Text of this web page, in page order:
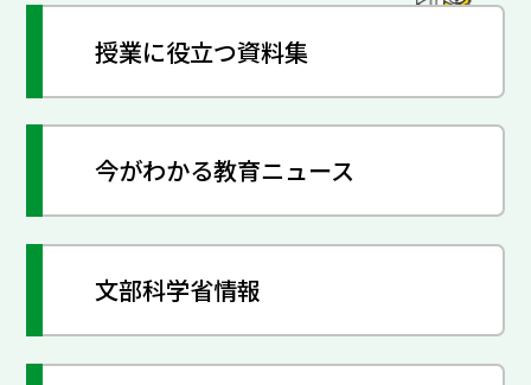
授業に役立つ資料集
今がわかる教育ニュース
文部科学省情報